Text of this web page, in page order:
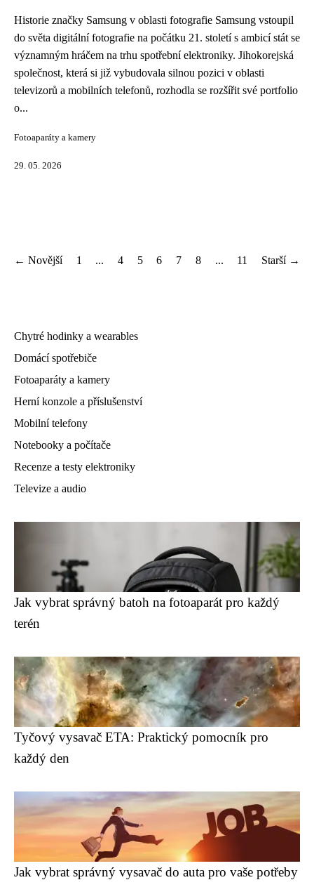
Historie značky Samsung v oblasti fotografie Samsung vstoupil
do světa digitální fotografie na počátku 21. století s ambicí stát se
významným hráčem na trhu spotřební elektroniky. Jihokorejská
společnost, která si již vybudovala silnou pozici v oblasti
televizorů a mobilních telefonů, rozhodla se rozšířit své portfolio
o...
Fotoaparáty a kamery
29. 05. 2026
← Novější 1 ... 4 5 6 7 8 ... 11 Starší →
Chytré hodinky a wearables
Domácí spotřebiče
Fotoaparáty a kamery
Herní konzole a příslušenství
Mobilní telefony
Notebooky a počítače
Recenze a testy elektroniky
Televize a audio
Jak vybrat správný batoh na fotoaparát pro každý
terén
Tyčový vysavač ETA: Praktický pomocník pro
každý den
Jak vybrat správný vysavač do auta pro vaše potřeby